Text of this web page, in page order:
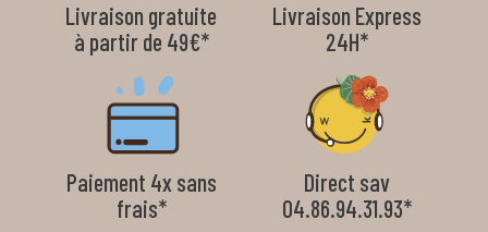
Livraison gratuite
à partir de 49€*
Livraison Express
24H*
Paiement 4x sans
frais*
Direct sav
04.86.94.31.93*